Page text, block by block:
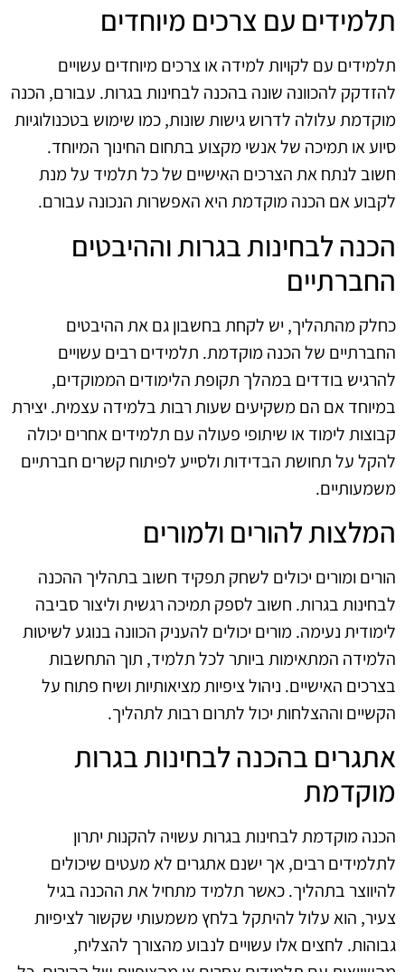
תלמידים עם צרכים מיוחדים
תלמידים עם לקויות למידה או צרכים מיוחדים עשויים
להזדקק להכוונה שונה בהכנה לבחינות בגרות. עבורם, הכנה
מוקדמת עלולה לדרוש גישות שונות, כמו שימוש בטכנולוגיות
סיוע או תמיכה של אנשי מקצוע בתחום החינוך המיוחד.
חשוב לנתח את הצרכים האישיים של כל תלמיד על מנת
לקבוע אם הכנה מוקדמת היא האפשרות הנכונה עבורם.
הכנה לבחינות בגרות וההיבטים
החברתיים
כחלק מהתהליך, יש לקחת בחשבון גם את ההיבטים
החברתיים של הכנה מוקדמת. תלמידים רבים עשויים
להרגיש בודדים במהלך תקופת הלימודים הממוקדים,
במיוחד אם הם משקיעים שעות רבות בלמידה עצמית. יצירת
קבוצות לימוד או שיתופי פעולה עם תלמידים אחרים יכולה
להקל על תחושת הבדידות ולסייע לפיתוח קשרים חברתיים
משמעותיים.
המלצות להורים ולמורים
הורים ומורים יכולים לשחק תפקיד חשוב בתהליך ההכנה
לבחינות בגרות. חשוב לספק תמיכה רגשית וליצור סביבה
לימודית נעימה. מורים יכולים להעניק הכוונה בנוגע לשיטות
הלמידה המתאימות ביותר לכל תלמיד, תוך התחשבות
בצרכים האישיים. ניהול ציפיות מציאותיות ושיח פתוח על
הקשיים וההצלחות יכול לתרום רבות לתהליך.
אתגרים בהכנה לבחינות בגרות
מוקדמת
הכנה מוקדמת לבחינות בגרות עשויה להקנות יתרון
לתלמידים רבים, אך ישנם אתגרים לא מעטים שיכולים
להיווצר בתהליך. כאשר תלמיד מתחיל את ההכנה בגיל
צעיר, הוא עלול להיתקל בלחץ משמעותי שקשור לציפיות
גבוהות. לחצים אלו עשויים לנבוע מהצורך להצליח,